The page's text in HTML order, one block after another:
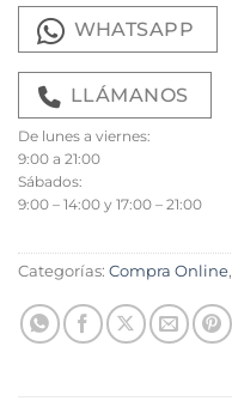
WHATSAPP
LLÁMANOS
De lunes a viernes:
9:00 a 21:00
Sábados:
9:00 – 14:00 y 17:00 – 21:00
Categorías: Compra Online,